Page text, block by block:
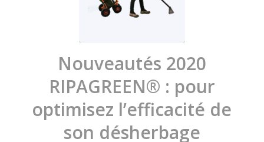
Nouveautés 2020
RIPAGREEN® : pour
optimisez l’efficacité de
son désherbage